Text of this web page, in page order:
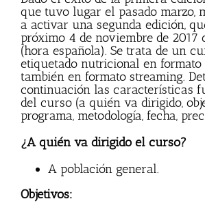
que tuvo lugar el pasado marzo,
a activar una segunda edición,
próximo 4 de noviembre de 2017
(hora española). Se trata de un
etiquetado nutricional en
también en formato streaming.
continuación las características
del curso (a quién va dirigido,
programa, metodología, fecha,
¿A quién va dirigido el curso?
A población general.
Objetivos: